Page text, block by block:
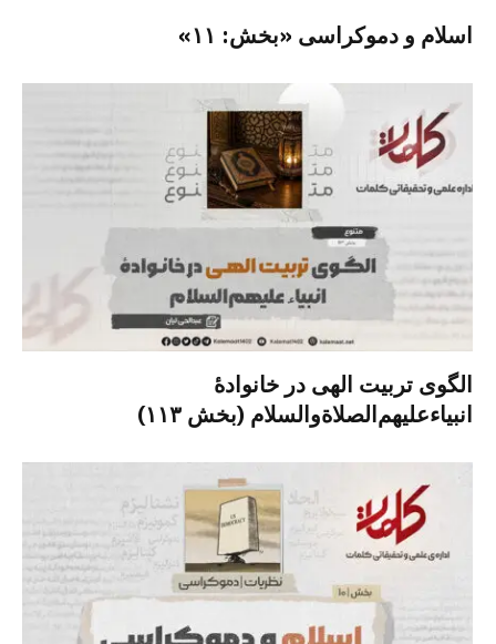
اسلام و دموکراسی «بخش: ۱۱»
الگوی تربیت الهی در خانوادۀ
انبیاءعلیهم‌الصلاةو‌السلام (بخش ۱۱۳)